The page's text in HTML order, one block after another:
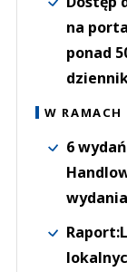
na
ponad
W RAMACH
6
wydania